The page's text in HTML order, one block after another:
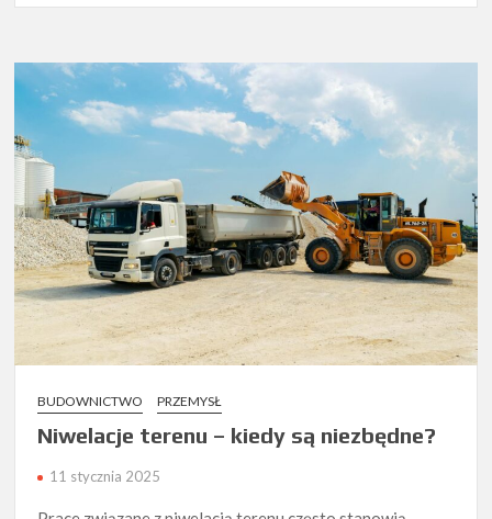
BUDOWNICTWO PRZEMYSŁ
Niwelacje terenu – kiedy są niezbędne?
11 stycznia 2025